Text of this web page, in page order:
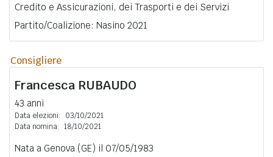
Credito e Assicurazioni, dei Trasporti e dei Servizi
Partito/Coalizione: Nasino 2021
Consigliere
Francesca RUBAUDO
43 anni
Data elezioni:
03/10/2021
Data nomina: 18/10/2021
Nata a Genova (GE) il 07/05/1983